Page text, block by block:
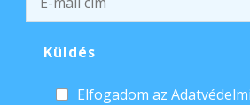
Elfogadom az